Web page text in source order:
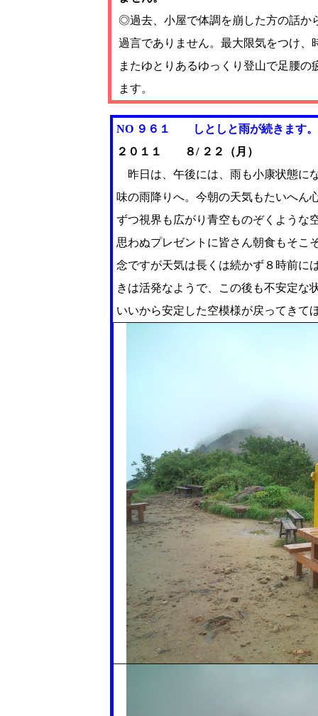
◎過去、小屋で体調を崩した方の話か
過言でありません。最大限気をつけ、
またゆとりあるゆっくり登山で足腰
ます。
NO ９６１
しとしと雨が続きます。
２０１１ ８/ ２２（月）
昨日は、午後には、雨も小康状態に
味の雨降りへ。今朝の天気もたいへん
ずつ視界も広がり青空ものぞくような
思わぬプレゼントに皆さん朝食もそこ
念ですが天気は長くは続かず８時前に
きは活発なようで、この後も不安定な
いいから安定した空模様が戻ってき